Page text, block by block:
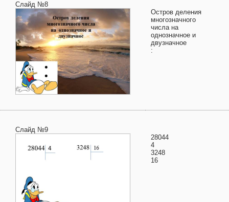
Слайд №8
Остров деления
многозначного
числа на
однозначное и
двузначное
:
Слайд №9
28044
4
3248
16